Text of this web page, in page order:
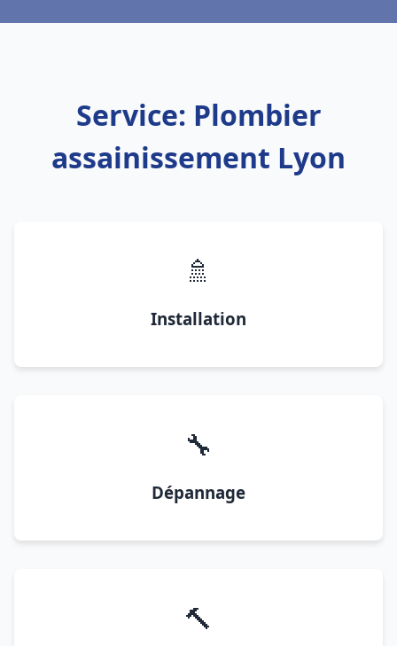
Service: Plombier
assainissement Lyon
🚿
Installation
🔧
Dépannage
🔨